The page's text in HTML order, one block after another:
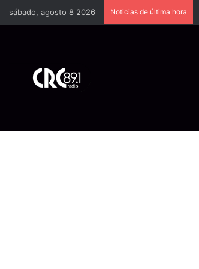
sábado, agosto 8 2026 Noticias de última hora